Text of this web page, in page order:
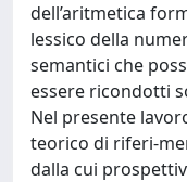
dell’aritmetica
lessico della
semantici che
essere ricondotti
Nel presente
teorico di riferi-
dalla cui